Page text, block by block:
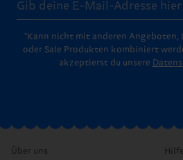
*Kann nicht mit anderen
oder Sale Produkten kombiniert
akzeptierst du unsere
Über uns Hilfe